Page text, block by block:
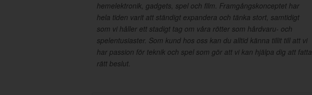
hemelektronik, gadgets, spel och film. Framgångskonceptet har
hela tiden varit att ständigt expandera och tänka stort, samtidigt
som vi håller ett stadigt tag om våra rötter som hårdvaru- och
spelentusiaster. Som kund hos oss kan du alltid känna tillit till att vi
har passion för teknik och spel som gör att vi kan hjälpa dig att fatta
rätt beslut.